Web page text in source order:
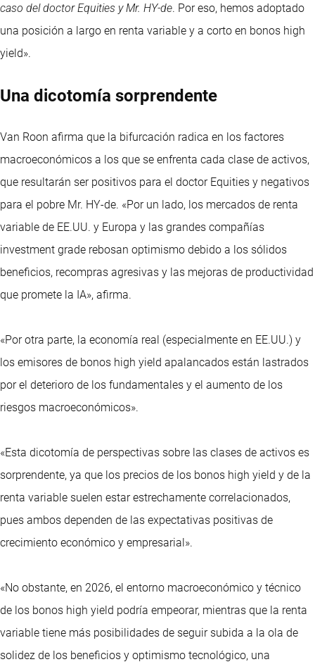
caso del doctor Equities y Mr. HY-de. Por eso, hemos adoptado
una posición a largo en renta variable y a corto en bonos high
yield».
Una dicotomía sorprendente
Van Roon afirma que la bifurcación radica en los factores
macroeconómicos a los que se enfrenta cada clase de activos,
que resultarán ser positivos para el doctor Equities y negativos
para el pobre Mr. HY-de. «Por un lado, los mercados de renta
variable de EE.UU. y Europa y las grandes compañías
investment grade rebosan optimismo debido a los sólidos
beneficios, recompras agresivas y las mejoras de productividad
que promete la IA», afirma.
«Por otra parte, la economía real (especialmente en EE.UU.) y
los emisores de bonos high yield apalancados están lastrados
por el deterioro de los fundamentales y el aumento de los
riesgos macroeconómicos».
«Esta dicotomía de perspectivas sobre las clases de activos es
sorprendente, ya que los precios de los bonos high yield y de la
renta variable suelen estar estrechamente correlacionados,
pues ambos dependen de las expectativas positivas de
crecimiento económico y empresarial».
«No obstante, en 2026, el entorno macroeconómico y técnico
de los bonos high yield podría empeorar, mientras que la renta
variable tiene más posibilidades de seguir subida a la ola de
solidez de los beneficios y optimismo tecnológico, una